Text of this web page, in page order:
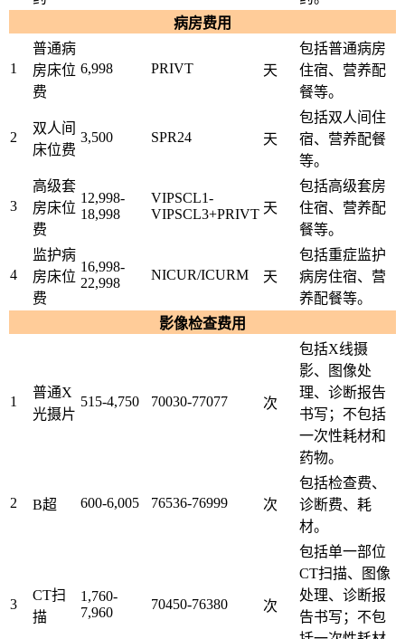
病房费用
1
普通病
房床位
费
6,998 PRIVT 天
包括普通病房
住宿、营养配
餐等。
2
双人间
床位费
3,500 SPR24 天
包括双人间住
宿、营养配餐
等。
3
高级套
房床位
费
12,998-
18,998
VIPSCL1-
VIPSCL3+PRIVT 天
包括高级套房
住宿、营养配
餐等。
4
监护病
房床位
费
16,998-
22,998
NICUR/ICURM 天
包括重症监护
病房住宿、营
养配餐等。
影像检查费用
1
普通X
光摄片
515-4,750 70030-77077 次
包括X线摄
影、图像处
理、诊断报告
书写；不包括
一次性耗材和
药物。
2 B超 600-6,005 76536-76999 次
包括检查费、
诊断费、耗
材。
3
CT扫
描
1,760-
7,960
70450-76380 次
包括单一部位
CT扫描、图像
处理、诊断报
告书写；不包